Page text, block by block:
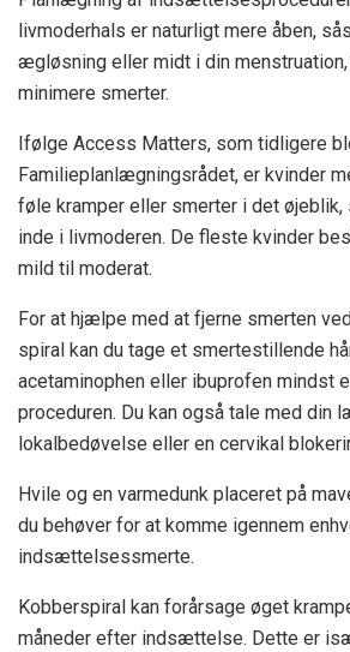
livmoderhals er naturligt mere åben,
ægløsning eller midt i din
minimere smerter.
Ifølge Access Matters, som tidligere
Familieplanlægningsrådet, er kvinder
føle kramper eller smerter i det øjeblik,
inde i livmoderen. De fleste kvinder
mild til moderat.
For at hjælpe med at fjerne smerten
spiral kan du tage et smertestillende
acetaminophen eller ibuprofen mindst
proceduren. Du kan også tale med din
lokalbedøvelse eller en cervikal
Hvile og en varmedunk placeret på
du behøver for at komme igennem
indsættelsessmerte.
Kobberspiral kan forårsage øget
måneder efter indsættelse. Dette er